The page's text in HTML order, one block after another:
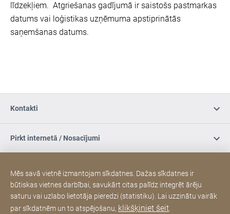
līdzekļiem. Atgriešanas gadījumā ir saistošs pastmarkas
datums vai loģistikas uzņēmuma apstiprinātās
saņemšanas datums.
Kontakti
Pirkt internetā / Nosacījumi
JURA oficiālais serviss
Mēs savā vietnē izmantojam sīkdatnes. Dažas sīkdatnes ir
būtiskas vietnes darbībai, savukārt citas palīdz integrēt ārēju
saturu vai uzlabo lietotāja pieredzi (statistiku). Lai uzzinātu vairāk
par sīkdatnēm un to atspējošanu, klikšķiniet šeit